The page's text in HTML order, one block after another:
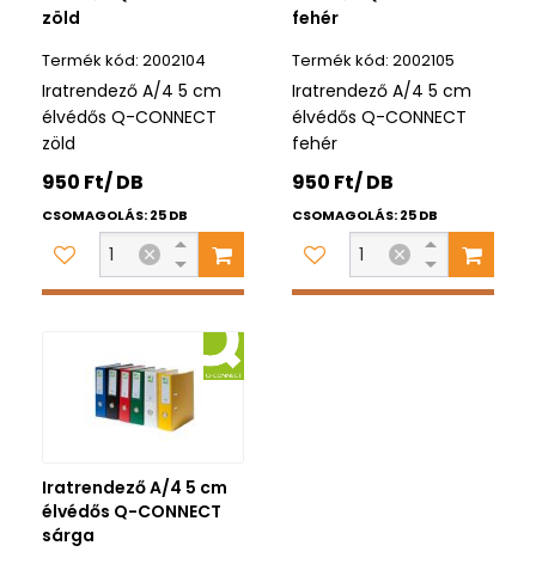
zöld
2002104
Iratrendező A/4 5 cm
élvédős Q-CONNECT
zöld
950 Ft/ DB
CSOMAGOLÁS: 25 DB
fehér
2002105
Iratrendező A/4 5 cm
élvédős Q-CONNECT
fehér
950 Ft/ DB
CSOMAGOLÁS: 25 DB
Iratrendező A/4 5 cm
élvédős Q-CONNECT
sárga